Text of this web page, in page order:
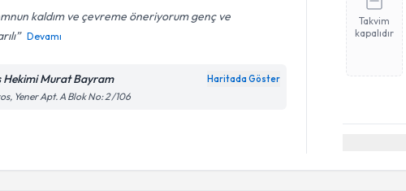
kaldım ve çevreme öneriyorum genç ve
Devamı
Hekimi Murat Bayram Haritada Göster
Yener Apt. A Blok No: 2 /106
Takvim
kapalıdır